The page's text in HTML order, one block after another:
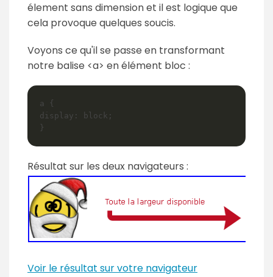
élement sans dimension et il est logique que
cela provoque quelques soucis.
Voyons ce qu'il se passe en transformant
notre balise <a> en élément bloc :
a {
display: block;
Résultat sur les deux navigateurs :
Voir le résultat sur votre navigateur